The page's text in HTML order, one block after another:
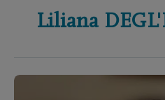
Liliana